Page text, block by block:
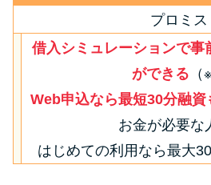
プロミス
借入シミュレーションで事
ができる （
Web申込なら最短30分融資
お金が必要な
はじめての利用なら最大